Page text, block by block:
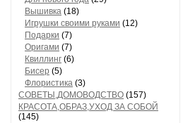
Вышивка (18)
Игрушки своими руками (12)
Подарки (7)
Оригами (7)
Квиллинг (6)
Бисер (5)
Флористика (3)
СОВЕТЫ,ДОМОВОДСТВО (157)
КРАСОТА,ОБРАЗ,УХОД ЗА СОБОЙ
(145)